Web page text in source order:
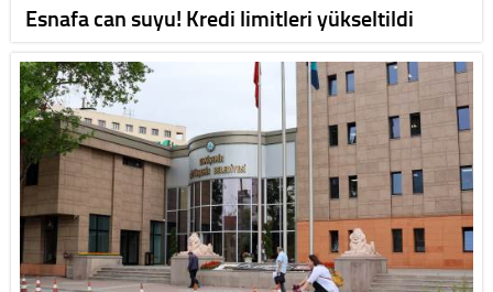
Esnafa can suyu! Kredi limitleri yükseltildi